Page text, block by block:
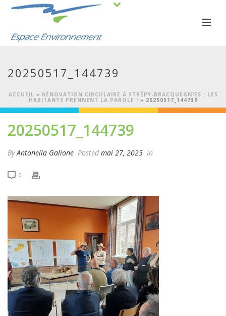
20250517_144739
ACCUEIL » RÉNOVATION CIRCULAIRE À STRÉPY-BRACQUEGNIES : LES
HABITANTS PRENNENT LA PAROLE ! » 20250517_144739
20250517_144739
ByAntonella Galione Posted mai 27, 2025 In
0